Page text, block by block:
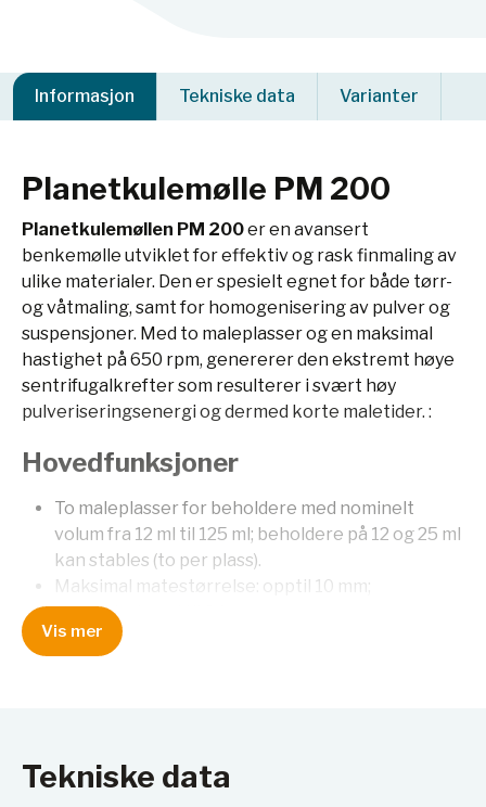
Informasjon Tekniske data Varianter
Planetkulemølle PM 200
Planetkulemøllen PM 200er en avansert
benkemølle utviklet for effektiv og rask finmaling av
ulike materialer. Den er spesielt egnet for både tørr-
og våtmaling, samt for homogenisering av pulver og
suspensjoner. Med to maleplasser og en maksimal
hastighet på 650 rpm, genererer den ekstremt høye
sentrifugalkrefter som resulterer i svært høy
pulveriseringsenergi og dermed korte maletider. :
Hovedfunksjoner
To maleplasser for beholdere med nominelt
volum fra 12 ml til 125 ml; beholdere på 12 og 25 ml
kan stables (to per plass).
Maksimal matestørrelse: opptil 10 mm;
sluttfinhet: ned til 0,1 µm.
Variabel hastighet fra 100 til 650 rpm, med
inne i beholderen.
Lagring av opptil 10 standard
Vis mer
Tekniske data